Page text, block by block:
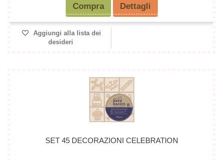
Compra Dettagli
Aggiungi alla lista dei
desideri
SET 45 DECORAZIONI CELEBRATION